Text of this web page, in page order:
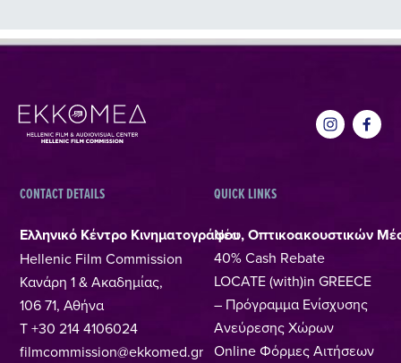
CONTACT DETAILS
Ελληνικό Κέντρο Κινηματογράφου, Οπτικοακουστικών
Hellenic Film Commission
Κανάρη 1 & Ακαδημίας,
106 71, Αθήνα
T +30 214 4106024
filmcommission@ekkomed.gr
QUICK LINKS
Νέα
40% Cash Rebate
LOCATE (with)in GREECE
– Πρόγραμμα Ενίσχυσης
Ανεύρεσης Χώρων
Online Φόρμες Αιτήσεων